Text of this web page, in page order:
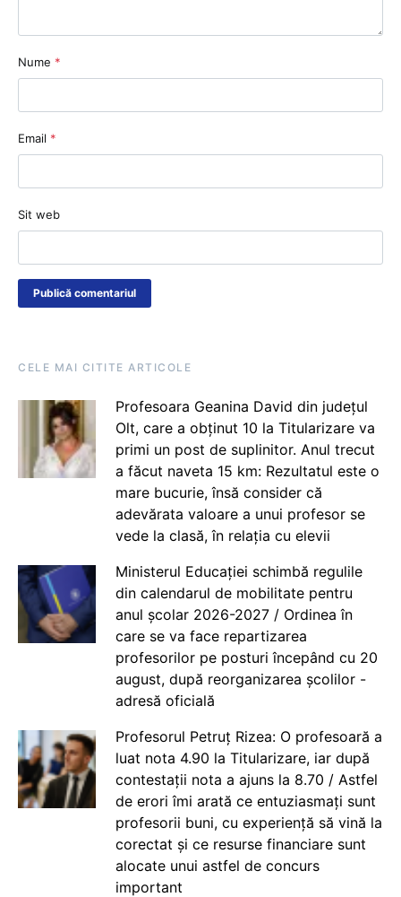
Nume *
Email *
Sit web
CELE MAI CITITE ARTICOLE
Profesoara Geanina David din județul
Olt, care a obținut 10 la Titularizare va
primi un post de suplinitor. Anul trecut
a făcut naveta 15 km: Rezultatul este o
mare bucurie, însă consider că
adevărata valoare a unui profesor se
vede la clasă, în relația cu elevii
Ministerul Educației schimbă regulile
din calendarul de mobilitate pentru
anul școlar 2026-2027 / Ordinea în
care se va face repartizarea
profesorilor pe posturi începând cu 20
august, după reorganizarea școlilor -
adresă oficială
Profesorul Petruț Rizea: O profesoară a
luat nota 4.90 la Titularizare, iar după
contestații nota a ajuns la 8.70 / Astfel
de erori îmi arată ce entuziasmați sunt
profesorii buni, cu experiență să vină la
corectat și ce resurse financiare sunt
alocate unui astfel de concurs
important